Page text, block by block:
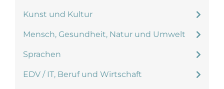
Kunst und Kultur
Mensch, Gesundheit, Natur und Umwelt
Sprachen
EDV / IT, Beruf und Wirtschaft